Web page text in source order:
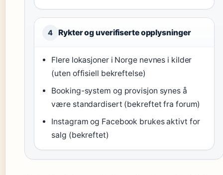
4 Rykter og uverifiserte opplysninger
Flere lokasjoner i Norge nevnes i kilder
(uten offisiell bekreftelse)
Booking-system og provisjon synes å
være standardisert (bekreftet fra forum)
Instagram og Facebook brukes aktivt for
salg (bekreftet)